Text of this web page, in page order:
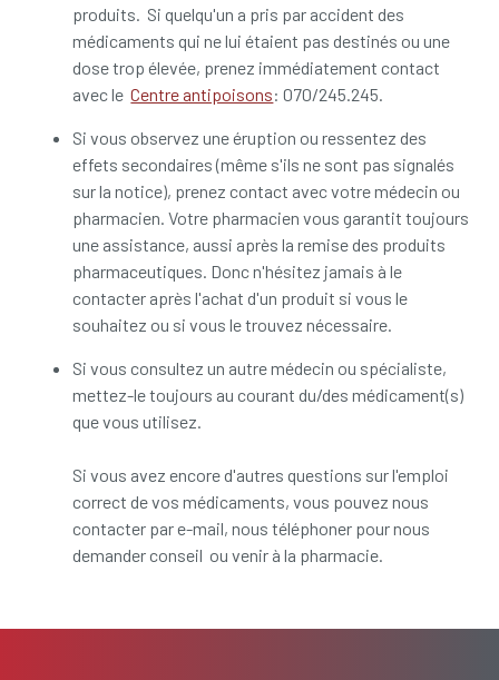
produits. Si quelqu'un a pris par accident des
médicaments qui ne lui étaient pas destinés ou une
dose trop élevée, prenez immédiatement contact
avec leCentre antipoisons: 070/245.245.
Si vous observez une éruption ou ressentez des
effets secondaires (même s'ils ne sont pas signalés
sur la notice), prenez contact avec votre médecin ou
pharmacien. Votre pharmacien vous garantit toujours
une assistance, aussi après la remise des produits
pharmaceutiques. Donc n'hésitez jamais à le
contacter après l'achat d'un produit si vous le
souhaitez ou si vous le trouvez nécessaire.
Si vous consultez un autre médecin ou spécialiste,
mettez-le toujours au courant du/des médicament(s)
que vous utilisez.
Si vous avez encore d'autres questions sur l'emploi
correct de vos médicaments, vous pouvez nous
contacter par e-mail, nous téléphoner pour nous
demander conseil ou venir à la pharmacie.